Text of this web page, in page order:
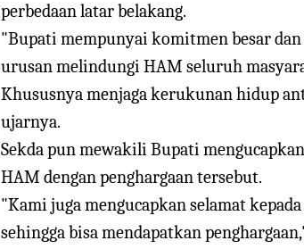
perbedaan latar belakang.
"Bupati mempunyai komitmen besar
urusan melindungi HAM seluruh
Khususnya menjaga kerukunan hidup
ujarnya.
Sekda pun mewakili Bupati
HAM dengan penghargaan tersebut.
"Kami juga mengucapkan selamat
sehingga bisa mendapatkan